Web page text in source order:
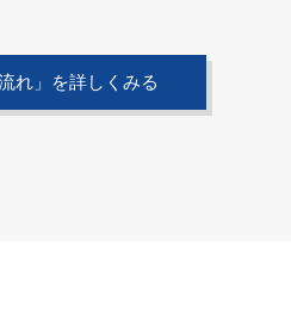
れ」を詳しくみる